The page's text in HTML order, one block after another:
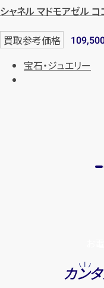
します
まず
【総合
シャネル マドモアゼル
買取参考価格
宝石・ジュエリー
カン